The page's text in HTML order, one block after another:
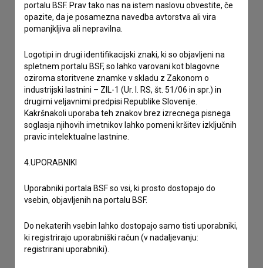
Sprejemamsplošne pogoje in dajemsoglasje
portalu BSF. Prav tako nas na istem naslovu obvestite, če
opazite, da je posamezna navedba avtorstva ali vira
pomanjkljiva ali nepravilna.
Logotipi in drugi identifikacijski znaki, ki so objavljeni na
spletnem portalu BSF, so lahko varovani kot blagovne
oziroma storitvene znamke v skladu z Zakonom o
industrijski lastnini – ZIL-1 (Ur. l. RS, št. 51/06 in spr.) in
drugimi veljavnimi predpisi Republike Slovenije.
Kakršnakoli uporaba teh znakov brez izrecnega pisnega
soglasja njihovih imetnikov lahko pomeni kršitev izključnih
pravic intelektualne lastnine.
4.UPORABNIKI
Uporabniki portala BSF so vsi, ki prosto dostopajo do
vsebin, objavljenih na portalu BSF.
Do nekaterih vsebin lahko dostopajo samo tisti uporabniki,
ki registrirajo uporabniški račun (v nadaljevanju:
registrirani uporabniki).